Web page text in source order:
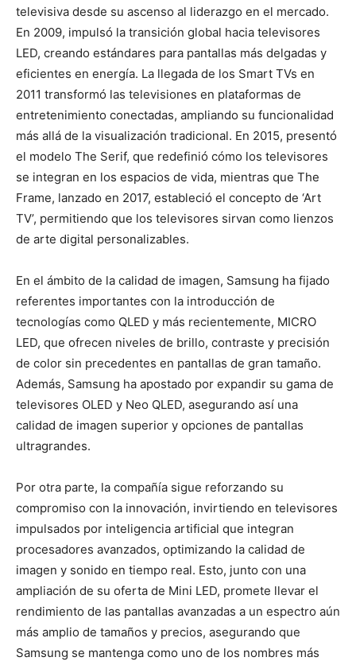
televisiva desde su ascenso al liderazgo en el mercado.
En 2009, impulsó la transición global hacia televisores
LED, creando estándares para pantallas más delgadas y
eficientes en energía. La llegada de los Smart TVs en
2011 transformó las televisiones en plataformas de
entretenimiento conectadas, ampliando su funcionalidad
más allá de la visualización tradicional. En 2015, presentó
el modelo The Serif, que redefinió cómo los televisores
se integran en los espacios de vida, mientras que The
Frame, lanzado en 2017, estableció el concepto de ‘Art
TV’, permitiendo que los televisores sirvan como lienzos
de arte digital personalizables.
En el ámbito de la calidad de imagen, Samsung ha fijado
referentes importantes con la introducción de
tecnologías como QLED y más recientemente, MICRO
LED, que ofrecen niveles de brillo, contraste y precisión
de color sin precedentes en pantallas de gran tamaño.
Además, Samsung ha apostado por expandir su gama de
televisores OLED y Neo QLED, asegurando así una
calidad de imagen superior y opciones de pantallas
ultragrandes.
Por otra parte, la compañía sigue reforzando su
compromiso con la innovación, invirtiendo en televisores
impulsados por inteligencia artificial que integran
procesadores avanzados, optimizando la calidad de
imagen y sonido en tiempo real. Esto, junto con una
ampliación de su oferta de Mini LED, promete llevar el
rendimiento de las pantallas avanzadas a un espectro aún
más amplio de tamaños y precios, asegurando que
Samsung se mantenga como uno de los nombres más